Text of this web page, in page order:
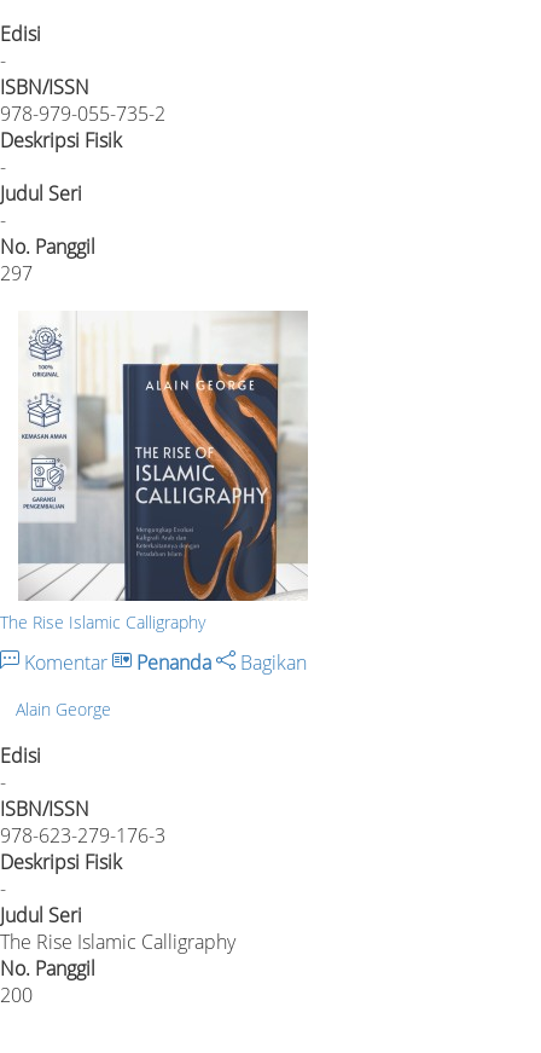
Edisi
-
ISBN/ISSN
978-979-055-735-2
Deskripsi Fisik
-
Judul Seri
-
No. Panggil
297
The Rise Islamic Calligraphy
Komentar Penanda Bagikan
Alain George
Edisi
-
ISBN/ISSN
978-623-279-176-3
Deskripsi Fisik
-
Judul Seri
The Rise Islamic Calligraphy
No. Panggil
200